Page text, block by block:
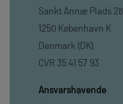
Sankt Annæ Plads 28
1250 København K
Denmark (DK)
CVR 35 41 57 93
Ansvarshavende